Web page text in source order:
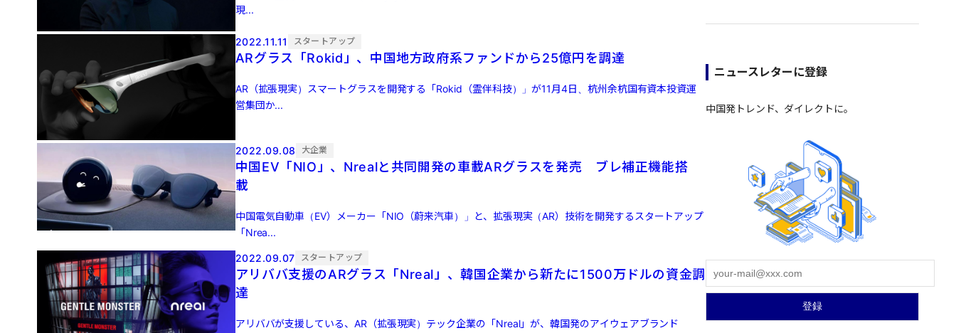
現...
2022.11.11 スタートアップ
ARグラス「Rokid」、中国地方政府系ファンドから25億円を調達
AR（拡張現実）スマートグラスを開発する「Rokid（霊伴科技）」が11月4日、杭州余杭国有資本投資運
営集団か...
2022.09.08 大企業
中国EV「NIO」、Nrealと共同開発の車載ARグラスを発売 ブレ補正機能搭
載
中国電気自動車（EV）メーカー「NIO（蔚来汽車）」と、拡張現実（AR）技術を開発するスタートアップ
「Nrea...
2022.09.07 スタートアップ
アリババ支援のARグラス「Nreal」、韓国企業から新たに1500万ドルの資金調
達
アリババが支援している、AR（拡張現実）テック企業の「Nreal」が、韓国発のアイウェアブランド
ニュースレターに登録
中国発トレンド、ダイレクトに。